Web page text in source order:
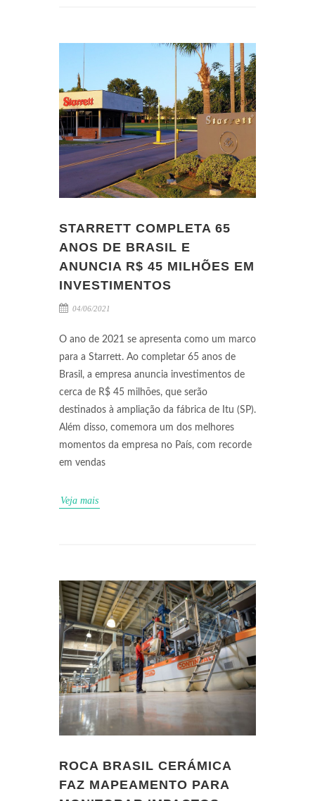
STARRETT COMPLETA 65
ANOS DE BRASIL E
ANUNCIA R$ 45 MILHÕES EM
INVESTIMENTOS
04/06/2021
O ano de 2021 se apresenta como um marco
para a Starrett. Ao completar 65 anos de
Brasil, a empresa anuncia investimentos de
cerca de R$ 45 milhões, que serão
destinados à ampliação da fábrica de Itu (SP).
Além disso, comemora um dos melhores
momentos da empresa no País, com recorde
em vendas
Veja mais
ROCA BRASIL CERÁMICA
FAZ MAPEAMENTO PARA